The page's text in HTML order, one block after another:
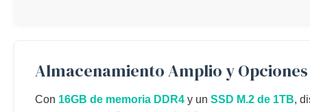
Almacenamiento Amplio y
Con 16GB de memoria DDR4 y un SSD M.2 de 1TB,